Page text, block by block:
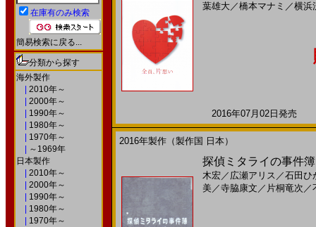
在庫有のみ検索
簡易検索に戻る...
分類から探す
海外製作
2010年～
2000年～
1990年～
1980年～
1970年～
～1969年
日本製作
2010年～
2000年～
1990年～
1980年～
1970年～
葉雄大／橋本マナミ ／横浜
2016年07月02日発売
2016年製作（製作国 日本）
探偵ミタライの事件
木宏／ 広瀬アリス ／石田ひ
美／寺脇康文 ／ 片桐竜次 ／